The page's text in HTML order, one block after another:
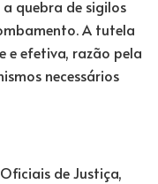
quebra de sigilos
A tutela
e efetiva, razão pela
necessários
de Justiça,